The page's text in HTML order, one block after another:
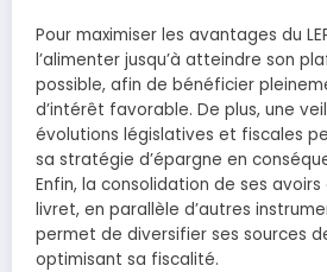
Pour maximiser les avantages du
l’alimenter jusqu’à atteindre son
possible, afin de bénéficier
d’intérêt favorable. De plus, une
évolutions législatives et fiscales
sa stratégie d’épargne en
Enfin, la consolidation de ses
livret, en parallèle d’autres
permet de diversifier ses sources
optimisant sa fiscalité.